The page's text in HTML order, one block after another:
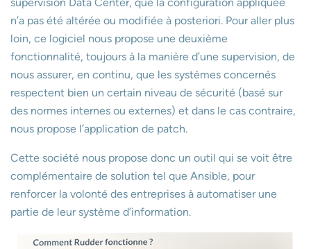
n’a pas été altérée ou modifiée à posteriori. Pour aller plus
loin, ce logiciel nous propose une deuxième
fonctionnalité, toujours à la manière d’une supervision, de
nous assurer, en continu, que les systèmes concernés
respectent bien un certain niveau de sécurité (basé sur
des normes internes ou externes) et dans le cas contraire,
nous propose l’application de patch.
Cette société nous propose donc un outil qui se voit être
complémentaire de solution tel que Ansible, pour
renforcer la volonté des entreprises à automatiser une
partie de leur système d’information.